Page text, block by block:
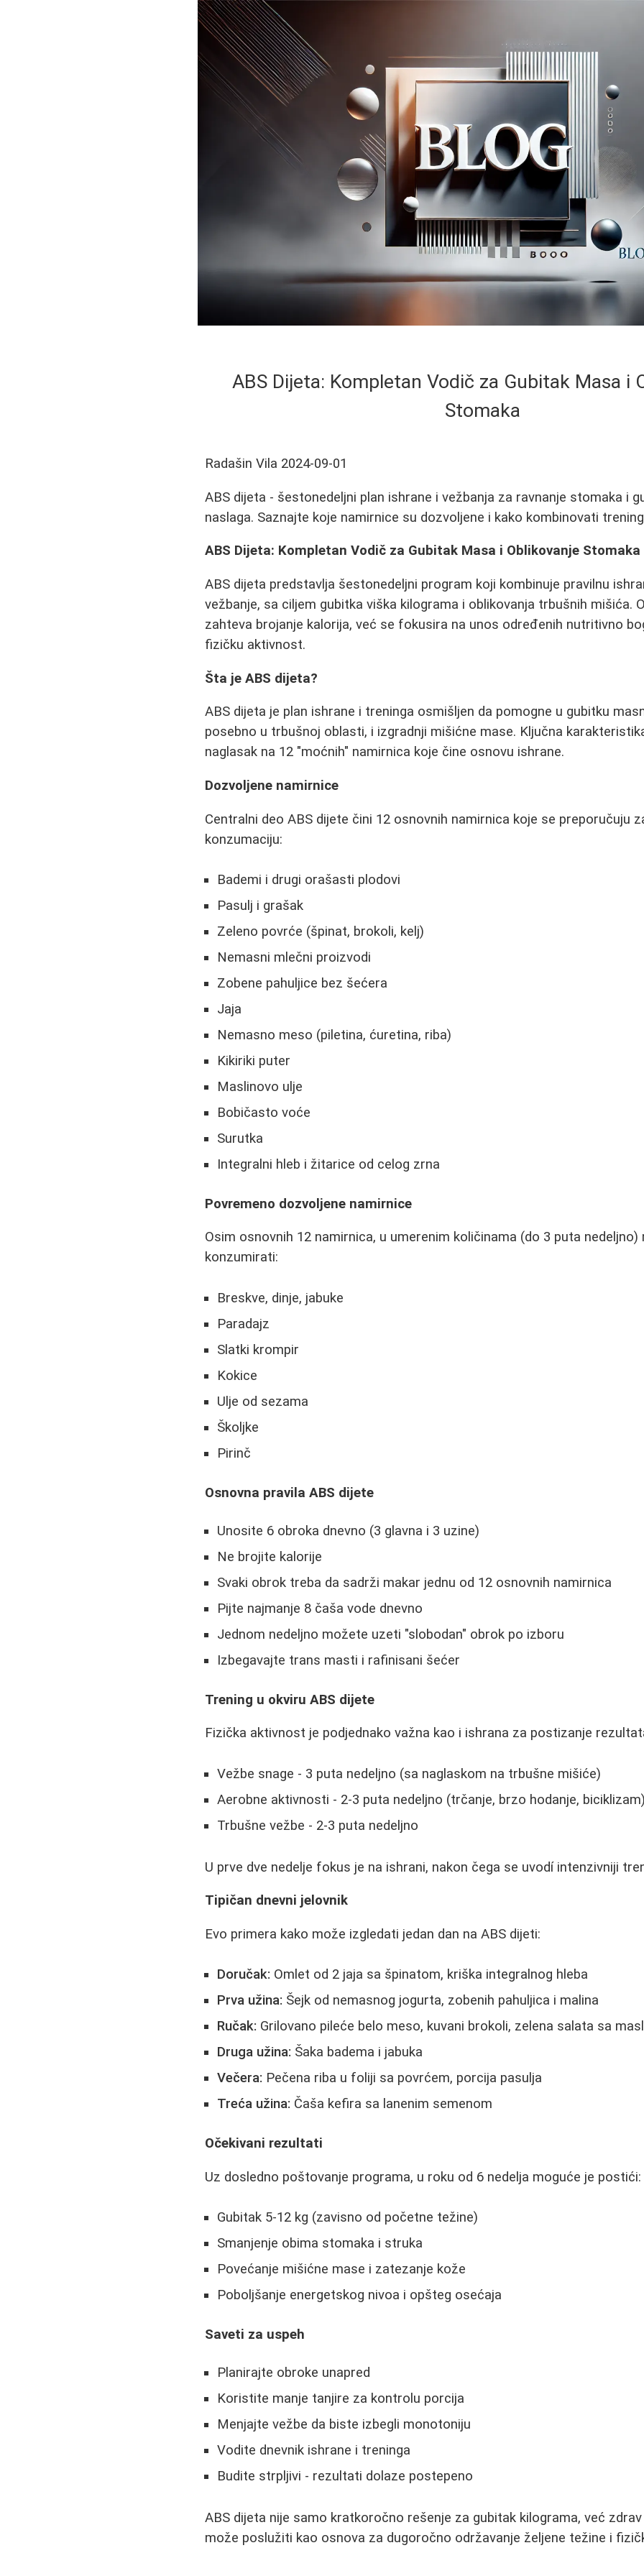
ABS Dijeta: Kompletan Vodič za Gubitak Masa i
Stomaka
Radašin Vila 2024-09-01
ABS dijeta - šestonedeljni plan ishrane i vežbanja za ravnanje stomaka i
naslaga. Saznajte koje namirnice su dozvoljene i kako kombinovati
ABS Dijeta: Kompletan Vodič za Gubitak Masa i Oblikovanje Stomaka
ABS dijeta predstavlja šestonedeljni program koji kombinuje pravilnu
vežbanje, sa ciljem gubitka viška kilograma i oblikovanja trbušnih mišića.
zahteva brojanje kalorija, već se fokusira na unos određenih nutritivno
fizičku aktivnost.
Šta je ABS dijeta?
ABS dijeta je plan ishrane i treninga osmišljen da pomogne u gubitku
posebno u trbušnoj oblasti, i izgradnji mišićne mase. Ključna
naglasak na 12 "moćnih" namirnica koje čine osnovu ishrane.
Dozvoljene namirnice
Centralni deo ABS dijete čini 12 osnovnih namirnica koje se preporučuju
konzumaciju:
Bademi i drugi orašasti plodovi
Pasulj i grašak
Zeleno povrće (špinat, brokoli, kelj)
Nemasni mlečni proizvodi
Zobene pahuljice bez šećera
Jaja
Nemasno meso (piletina, ćuretina, riba)
Kikiriki puter
Maslinovo ulje
Bobičasto voće
Surutka
Integralni hleb i žitarice od celog zrna
Povremeno dozvoljene namirnice
Osim osnovnih 12 namirnica, u umerenim količinama (do 3 puta nedeljno)
konzumirati:
Breskve, dinje, jabuke
Paradajz
Slatki krompir
Kokice
Ulje od sezama
Školjke
Pirinč
Osnovna pravila ABS dijete
Unosite 6 obroka dnevno (3 glavna i 3 uzine)
Ne brojite kalorije
Svaki obrok treba da sadrži makar jednu od 12 osnovnih namirnica
Pijte najmanje 8 čaša vode dnevno
Jednom nedeljno možete uzeti "slobodan" obrok po izboru
Izbegavajte trans masti i rafinisani šećer
Trening u okviru ABS dijete
Fizička aktivnost je podjednako važna kao i ishrana za postizanje
Vežbe snage - 3 puta nedeljno (sa naglaskom na trbušne mišiće)
Aerobne aktivnosti - 2-3 puta nedeljno (trčanje, brzo hodanje, biciklizam)
Trbušne vežbe - 2-3 puta nedeljno
U prve dve nedelje fokus je na ishrani, nakon čega se uvodí intenzivniji
Tipičan dnevni jelovnik
Evo primera kako može izgledati jedan dan na ABS dijeti:
Doručak: Omlet od 2 jaja sa špinatom, kriška integralnog hleba
Prva užina: Šejk od nemasnog jogurta, zobenih pahuljica i malina
Ručak: Grilovano pileće belo meso, kuvani brokoli, zelena salata sa
Druga užina: Šaka badema i jabuka
Večera: Pečena riba u foliji sa povrćem, porcija pasulja
Treća užina: Čaša kefira sa lanenim semenom
Očekivani rezultati
Uz dosledno poštovanje programa, u roku od 6 nedelja moguće je postići:
Gubitak 5-12 kg (zavisno od početne težine)
Smanjenje obima stomaka i struka
Povećanje mišićne mase i zatezanje kože
Poboljšanje energetskog nivoa i opšteg osećaja
Saveti za uspeh
Planirajte obroke unapred
Koristite manje tanjire za kontrolu porcija
Menjajte vežbe da biste izbegli monotoniju
Vodite dnevnik ishrane i treninga
Budite strpljivi - rezultati dolaze postepeno
ABS dijeta nije samo kratkoročno rešenje za gubitak kilograma, već
može poslužiti kao osnova za dugoročno održavanje željene težine i